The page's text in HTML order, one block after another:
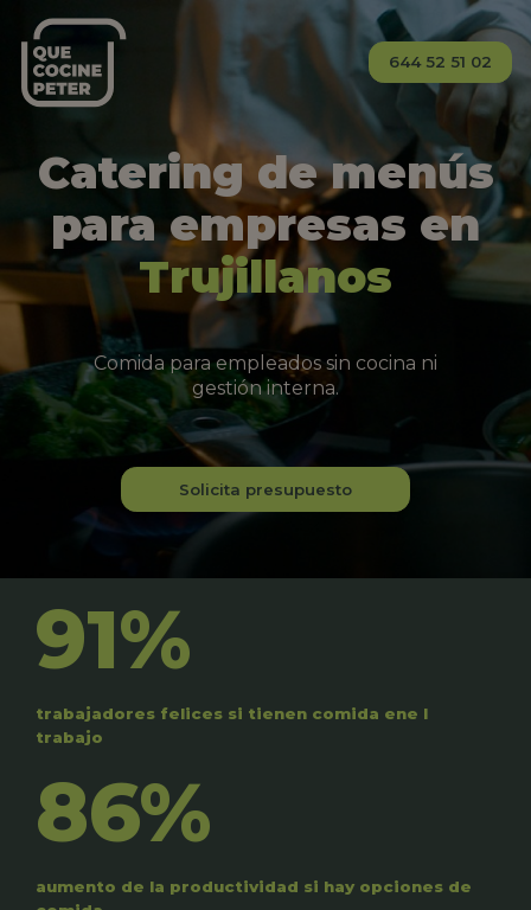
644 52 51 02
Catering de menús
para empresas en
Trujillanos
Comida para empleados sin cocina ni
gestión interna.
Solicita presupuesto
91%
trabajadores felices si tienen comida ene l
trabajo
86%
aumento de la productividad si hay opciones de